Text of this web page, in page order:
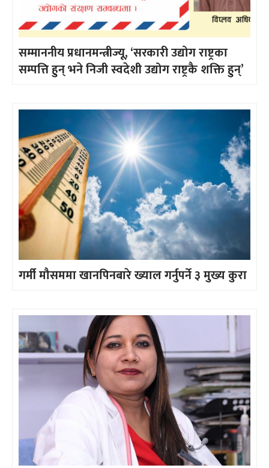
सम्माननीय प्रधानमन्त्रीज्यू, ‘सरकारी उद्योग राष्ट्रका
सम्पत्ति हुन् भने निजी स्वदेशी उद्योग राष्ट्रकै शक्ति हुन्’
गर्मी मौसममा खानपिनबारे ख्याल गर्नुपर्ने ३ मुख्य कुरा